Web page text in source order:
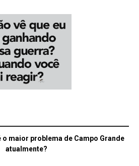
o maior problema de Campo Grande
atualmente?